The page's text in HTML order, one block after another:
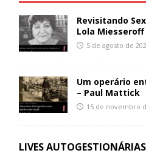
Revisitando
Lola Miesseroff
5 de agosto de
Um operário
– Paul Mattick
15 de novembro
LIVES AUTOGESTIONÁRIAS